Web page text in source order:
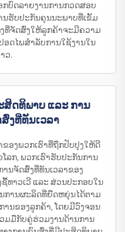
ບົດລາຍງານການກວດສອບ
ນຮັບປະກັນຄຸນນະພາບທີ່ເຂັ້ມ
ທີ່ຈັດສົ່ງໃຫ້ລູກຄ້າຈະມີຄວາມ
ອດໄພສຳລັບການໃຊ້ງານໃນ
ວ.
ດທິພາບ ແລະ ການ
ງທີ່ທັນເວລາ
ອງພວກເຮົາທີ່ຖືກປັບປຸງໃຫ້ດີ
ລກ, ພວກເຮົາຮັບປະກັນການ
ນຈັດສົ່ງທີ່ທັນເວລາຂອງ
ທາວເວີ ແລະ ສ່ວນປະກອບໃນ
ການຜະລິດທີ່ຍືດຫຍຸ່ນໄດ້ຕາມ
ານຂອງລູກຄ້າ, ໂດຍມີວົງຈອນ
ມມືກັບຄູ່ຮ່ວມງານດ້ານການ